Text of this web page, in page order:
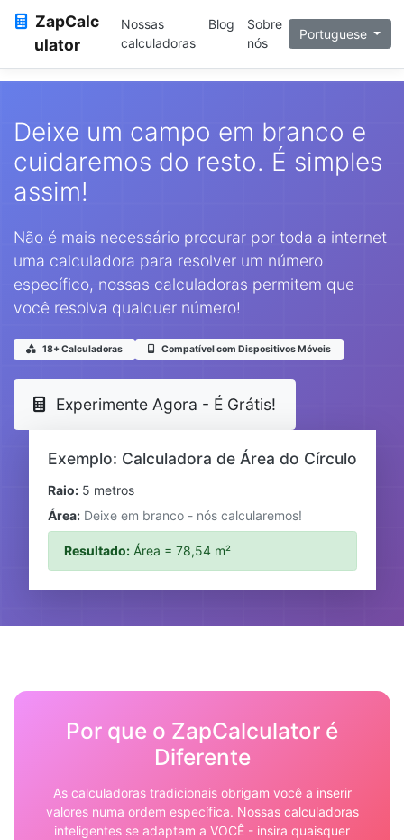
ZapCalc
ulator
Nossas
calculadoras
Blog
Sobre
nós
Portuguese
Deixe um campo em branco e
cuidaremos do resto. É simples
assim!
Não é mais necessário procurar por toda a internet
uma calculadora para resolver um número
específico, nossas calculadoras permitem que
você resolva qualquer número!
18+ Calculadoras Compatível com Dispositivos Móveis
Experimente Agora - É Grátis!
Exemplo: Calculadora de Área do Círculo
Raio:5 metros
Área: Deixe em branco - nós calcularemos!
Resultado: Área = 78,54 m²
Por que o ZapCalculator é
Diferente
As calculadoras tradicionais obrigam você a inserir
valores numa ordem específica. Nossas calculadoras
inteligentes se adaptam a VOCÊ - insira quaisquer